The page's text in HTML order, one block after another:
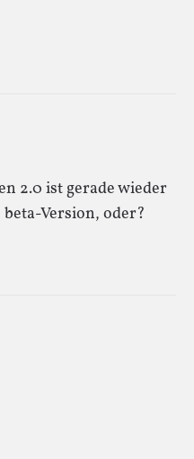
2.0 ist gerade wieder
Version, oder?